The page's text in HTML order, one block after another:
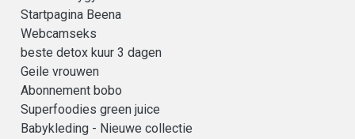
Startpagina Beena
Webcamseks
beste detox kuur 3 dagen
Geile vrouwen
Abonnement bobo
Superfoodies green juice
Babykleding - Nieuwe collectie